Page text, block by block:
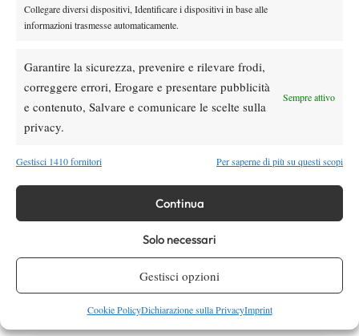
Collegare diversi dispositivi, Identificare i dispositivi in base alle
informazioni trasmesse automaticamente.
Garantire la sicurezza, prevenire e rilevare frodi,
correggere errori, Erogare e presentare pubblicità
e contenuto, Salvare e comunicare le scelte sulla
privacy.
Sempre attivo
Gestisci 1410 fornitori Per saperne di più su questi scopi
Continua
Solo necessari
Gestisci opzioni
Cookie PolicyDichiarazione sulla PrivacyImprint
News
giocherà lo US Open, forse non lo vedremo
più nel 2026”
X
Instagram